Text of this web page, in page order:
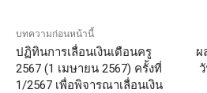
บทความก่อนหน้านี้
ปฏิทินการเลื่อนเงินเดือนครู
2567 (1 เมษายน 2567) ครั้งที่
1/2567 เพื่อพิจารณาเลื่อนเงิน
ผ